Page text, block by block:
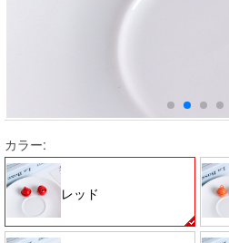
カラー:
レッド